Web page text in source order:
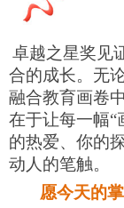
卓越之星奖见
合的成长。无
融合教育画卷
在于让每一幅
的热爱、你的
动人的笔触。
愿今天的